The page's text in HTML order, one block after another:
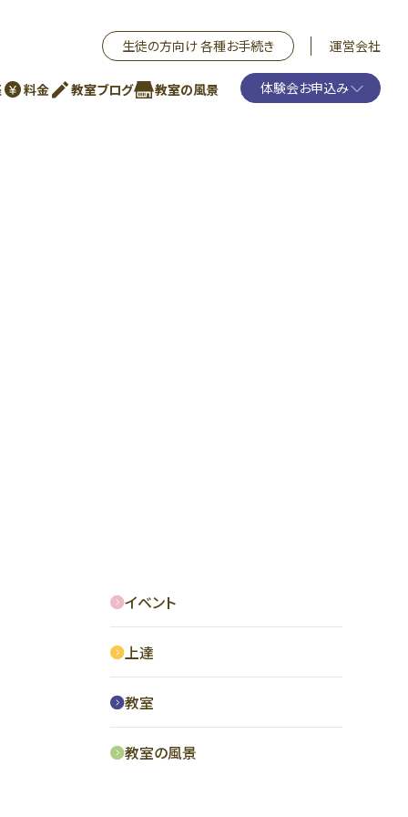
料金 教室ブログ 教室の風景
生徒の方向け 各種お手続き 運営会社
体験会お申込み
イベント
上達
教室
教室の風景